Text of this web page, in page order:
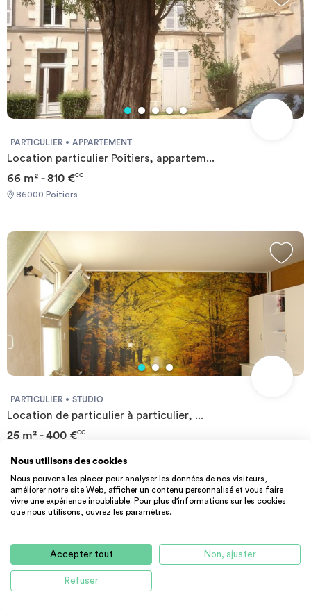
PARTICULIER APPARTEMENT
Location particulier Poitiers, appartem...
66 m² - 810 €CC
86000 Poitiers
PARTICULIER STUDIO
Location de particulier à particulier, ...
25 m² - 400 €CC
Nous utilisons des cookies
Nous pouvons les placer pour analyser les données de nos visiteurs,
améliorer notre site Web, afficher un contenu personnalisé et vous faire
vivre une expérience inoubliable. Pour plus d'informations sur les cookies
que nous utilisons, ouvrez les paramètres.
Accepter tout Non, ajuster
Refuser